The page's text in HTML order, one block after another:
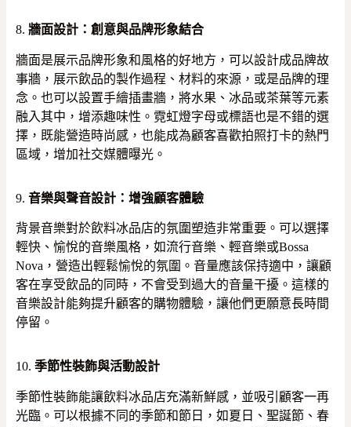
8.牆面設計：創意與品牌形象結合
牆面是展示品牌形象和風格的好地方，可以設計成品牌故
事牆，展示飲品的製作過程、材料的來源，或是品牌的理
念。也可以設置手繪插畫牆，將水果、冰品或茶葉等元素
融入其中，增添趣味性。霓虹燈字母或標語也是不錯的選
擇，既能營造時尚感，也能成為顧客喜歡拍照打卡的熱門
區域，增加社交媒體曝光。
9.音樂與聲音設計：增強顧客體驗
背景音樂對於飲料冰品店的氛圍塑造非常重要。可以選擇
輕快、愉悅的音樂風格，如流行音樂、輕音樂或Bossa
Nova，營造出輕鬆愉悅的氛圍。音量應該保持適中，讓顧
客在享受飲品的同時，不會受到過大的音量干擾。這樣的
音樂設計能夠提升顧客的購物體驗，讓他們更願意長時間
停留。
10.季節性裝飾與活動設計
季節性裝飾能讓飲料冰品店充滿新鮮感，並吸引顧客一再
光臨。可以根據不同的季節和節日，如夏日、聖誕節、春